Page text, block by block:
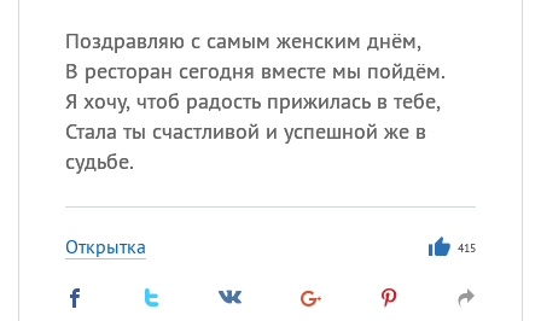
Поздравляю с самым женским днём,
В ресторан сегодня вместе мы пойдём.
Я хочу, чтоб радость прижилась в тебе,
Стала ты счастливой и успешной же в
судьбе.
Открытка 415